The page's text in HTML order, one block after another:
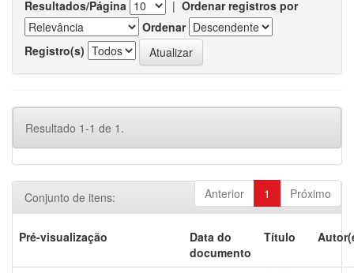
Resultados/Página | Ordenar registros por
Ordenar
Registro(s)
Resultado 1-1 de 1.
Anterior 1 Próximo
Conjunto de itens:
Pré-visualização
Data do
documento
Título